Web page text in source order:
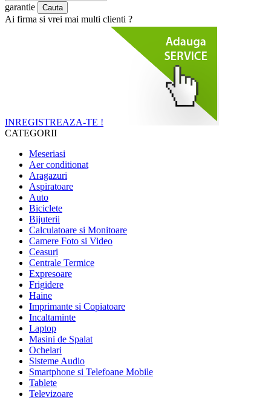
garantie
Ai firma si vrei mai multi clienti ?
INREGISTREAZA-TE !
CATEGORII
Meseriasi
Aer conditionat
Aragazuri
Aspiratoare
Auto
Biciclete
Bijuterii
Calculatoare si Monitoare
Camere Foto si Video
Ceasuri
Centrale Termice
Expresoare
Frigidere
Haine
Imprimante si Copiatoare
Incaltaminte
Laptop
Masini de Spalat
Ochelari
Sisteme Audio
Smartphone si Telefoane Mobile
Tablete
Televizoare